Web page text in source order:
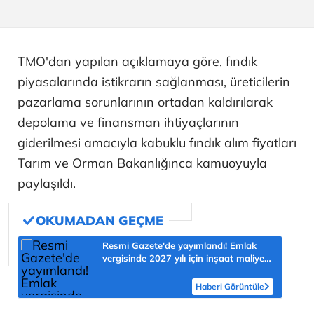
TMO'dan yapılan açıklamaya göre, fındık
piyasalarında istikrarın sağlanması, üreticilerin
pazarlama sorunlarının ortadan kaldırılarak
depolama ve finansman ihtiyaçlarının
giderilmesi amacıyla kabuklu fındık alım fiyatları
Tarım ve Orman Bakanlığınca kamuoyuyla
paylaşıldı.
Resmi Gazete'de yayımlandı! Emlak
vergisinde 2027 yılı için inşaat maliyet
Haberi Görüntüle